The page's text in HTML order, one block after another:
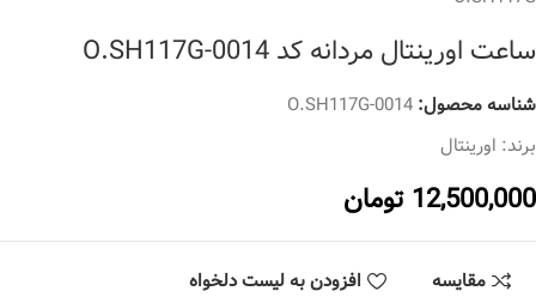
ساعت اورینتال مردانه کد O.SH117G-0014
شناسه محصول:O.SH117G-0014
برند: اورینتال
12,500,000 تومان
مقایسه افزودن به لیست دلخواه